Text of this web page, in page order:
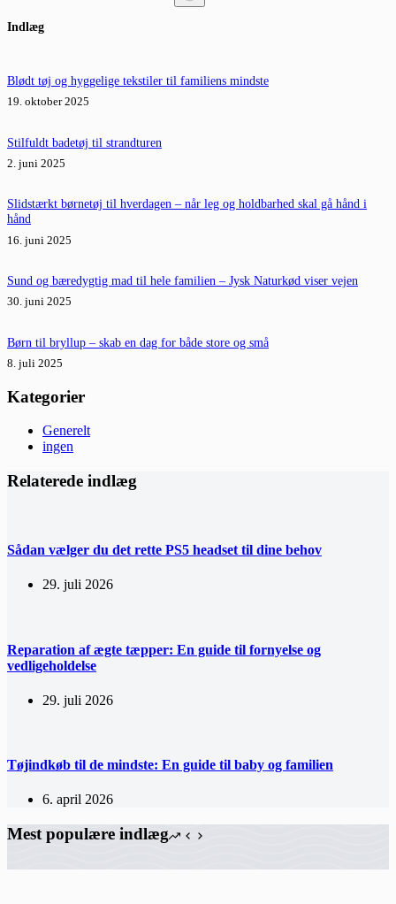
resultater
Indlæg
Blødt tøj og hyggelige tekstiler til familiens mindste
19. oktober 2025
Stilfuldt badetøj til strandturen
2. juni 2025
Slidstærkt børnetøj til hverdagen – når leg og holdbarhed skal gå hånd i
hånd
16. juni 2025
Sund og bæredygtig mad til hele familien – Jysk Naturkød viser vejen
30. juni 2025
Børn til bryllup – skab en dag for både store og små
8. juli 2025
Kategorier
Generelt
ingen
Relaterede indlæg
Sådan vælger du det rette PS5 headset til dine behov
29. juli 2026
Reparation af ægte tæpper: En guide til fornyelse og
vedligeholdelse
29. juli 2026
Tøjindkøb til de mindste: En guide til baby og familien
6. april 2026
Mest populære indlæg